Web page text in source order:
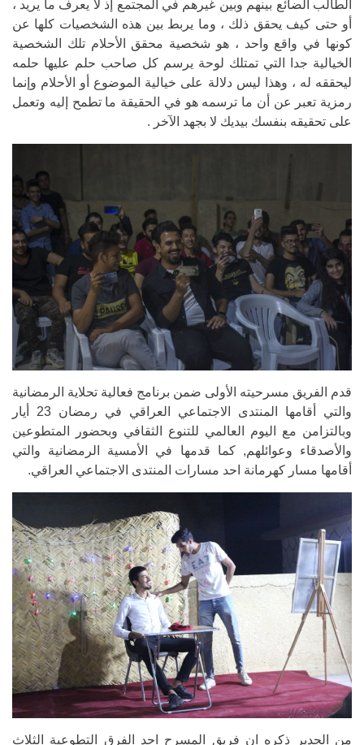
الطالب الضائع بينهم وبين غيرهم في المجتمع إذ لا يعرف ما يريد ،
أو حتى كيف يحقق ذلك ، وما يربط بين هذه الشخصيات كلها عن
كونها في واقع واحد ، هو شخصية محقق الأحلام تلك الشخصية
الخيالية جدا التي تمتلك لوحة يرسم كل صاحب حلم عليها حلمه
ليحققه له ، وهذا ليس دلالة على خيالية الموضوع أو الأحلام وإنما
رمزية تعبر عن أن ما ترسمه هو في الحقيقة ما تطمح إليه وتعمل
على تحقيقه بنفسك بيديك لا بجهد الآخر .
قدم الفريق مسرحيته الأولى ضمن برنامج فعالية تحلاية الرمضانية
والتي أقامها المنتدى الاجتماعي العراقي في رمضان 23 أيار
وبالتزامن مع اليوم العالمي للتنوع الثقافي وبحضور المتطوعين
والأصدقاء وعوائلهم, كما قدمها في الأمسية الرمضانية والتي
أقامها مسار كهرمانة احد مسارات المنتدى الاجتماعي العراقي.
من الجدير ذكره ان فريق المسرح احد الفرق التطوعية الثلاث